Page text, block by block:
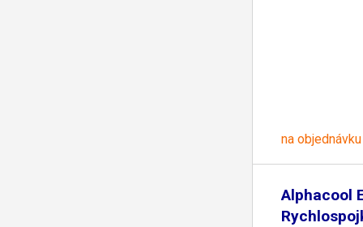
na objednávku
Alphacool